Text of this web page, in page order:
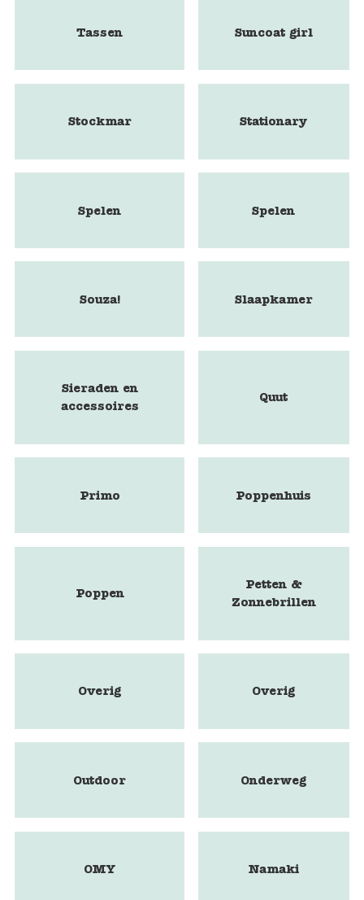
Tassen Suncoat girl
Stockmar Stationary
Spelen Spelen
Souza! Slaapkamer
Sieraden en
accessoires
Quut
Primo Poppenhuis
Poppen
Petten &
Zonnebrillen
Overig Overig
Outdoor Onderweg
OMY Namaki